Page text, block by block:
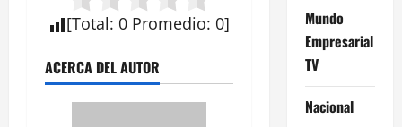
[Total: 0 Promedio: 0]
ACERCA DEL AUTOR
Mundo
Empresarial
TV
Nacional